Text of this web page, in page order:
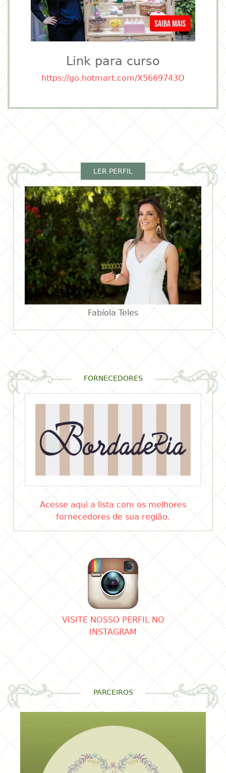
Link para curso
LER PERFIL
Fabíola Teles
FORNECEDORES
Acesse aqui a lista com os melhores
fornecedores de sua região.
VISITE NOSSO PERFIL NO
INSTAGRAM
PARCEIROS